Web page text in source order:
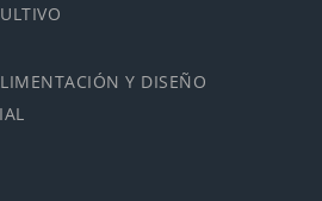
Y DISEÑO